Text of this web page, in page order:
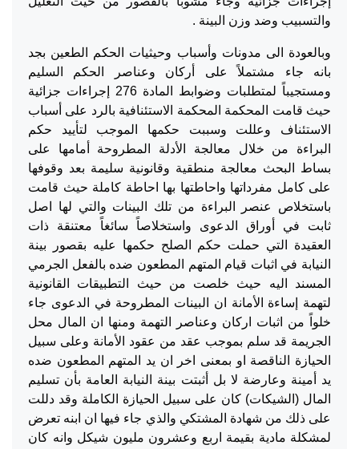
والتسبيب وضد وزن البينة .
وبالعودة الى مدونات وأسباب وحيثيات الحكم الطعين بجد
بانه جاء مشتملاً على أركان وعناصر الحكم السليم
ومستجيباً لمتطلبات وضوابط المادة 276 إجراءات جزائية
حيث قامت المحكمة المحكمة الاستئنافية بالرد على أسباب
الاستئناف وعللت وسببت حكمها الموجب لتأييد حكم
البراءة من خلال معالجة الأدلة المطروحة أمامها على
بساط البحث معالجة منطقية وقانونية سليمة بعد وقوفها
على كامل مفرداتها واحاطتها بها احاطة كاملة حيث قامت
باستخلاص عنصر البراءة من تلك البينات والتي لها اصل
ثابت في أوراق الدعوى واستخلاصاً سائغاً معتنقة ذات
العقيدة التي حملت حكم الصلح حكمها عليه بقصور بينة
النيابة في اثبات قيام المتهم المطعون ضده بالفعل الجرمي
المسند اليه حيث خلصت من حيث التطبيقات القانونية
لتهمة إساءة الأمانة ان البينات المطروحة في الدعوى جاء
خلواً من اثبات اركان وعناصر التهمة ومنها ان المال محل
الجريمة قد سلم بموجب عقد من عقود الأمانة وعلى سبيل
الحيازة الناقصة او بمعنى اخر ان يد المتهم المطعون ضده
يد أمينة وعارضة لا بل أثبتت بينة النيابة العامة بأن تسليم
المال (الشيكات) كان على سبيل الحيازة الكاملة وقد دللت
على ذلك من شهادة المشتكي والذي جاء فيها ان ابنه تعرض
لمشكلة مادية بقيمة اربع وعشرون مليون شيكل وانه كان